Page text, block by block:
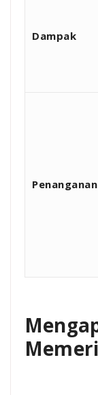
Dampak
Penanganan